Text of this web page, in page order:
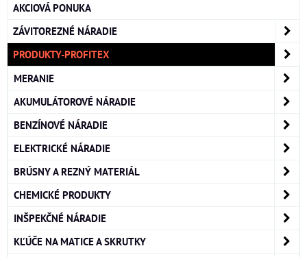
AKCIOVÁ PONUKA
ZÁVITOREZNÉ NÁRADIE
PRODUKTY-PROFITEX
MERANIE
AKUMULÁTOROVÉ NÁRADIE
BENZÍNOVÉ NÁRADIE
ELEKTRICKÉ NÁRADIE
BRÚSNY A REZNÝ MATERIÁL
CHEMICKÉ PRODUKTY
INŠPEKČNÉ NÁRADIE
KĽÚČE NA MATICE A SKRUTKY